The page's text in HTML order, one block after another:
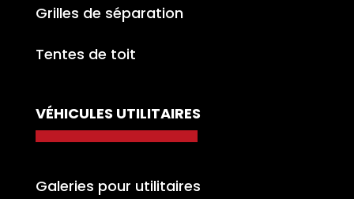
Grilles de séparation
Tentes de toit
VÉHICULES UTILITAIRES
Galeries pour utilitaires